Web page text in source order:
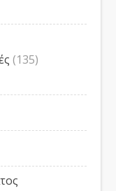
(135)